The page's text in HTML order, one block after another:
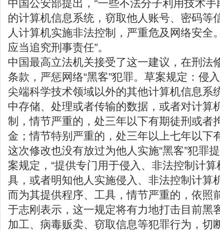
中国公安部提出，“一些不法分子利用技术
的计算机信息系统，窃取他人账号、密码等
人计算机实施非法控制，严重危及网络安全
应当追究刑事责任”。
中国最高立法机关接受了这一建议，在刑法
条款，严惩网络“黑客”犯罪。草案规定：侵
尖端科学技术领域以外的其他计算机信息系
中存储、处理或者传输的数据，或者对计算
制，情节严重的，处三年以下有期徒刑或者
金；情节特别严重的，处三年以上七年以下
这次修改也没有放过为他人实施“黑客”犯罪
案规定，“提供专门用于侵入、非法控制计
具，或者明知他人实施侵入、非法控制计算
而为其提供程序、工具，情节严重的，依照
于志刚表示，这一规定将有力地打击目前黑
加工、病毒贩卖、窃取信息等犯罪行为，切